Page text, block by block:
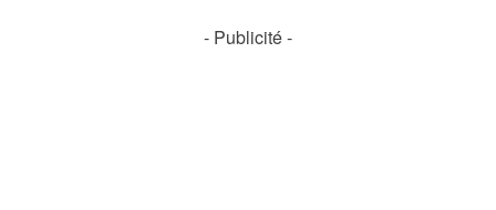
- Publicité -